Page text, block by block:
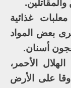
غذائية
بعض المواد
أسنان.
الأحمر،
على الأرض